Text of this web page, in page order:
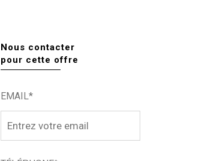
Nous contacter
pour cette offre
EMAIL*